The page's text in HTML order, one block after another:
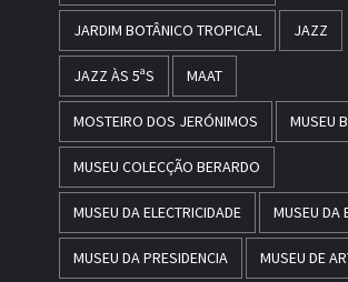
JARDIM BOTÂNICO TROPICAL JAZZ
JAZZ ÀS 5ªS MAAT
MOSTEIRO DOS JERÓNIMOS MUSEU
MUSEU COLECÇÃO BERARDO
MUSEU DA ELECTRICIDADE MUSEU DA
MUSEU DA PRESIDENCIA MUSEU DE